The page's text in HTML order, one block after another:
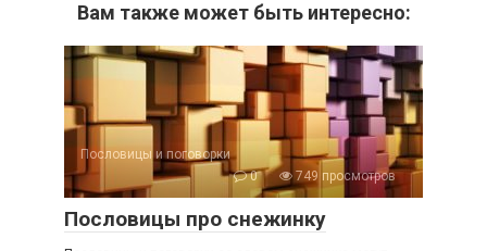
Вам также может быть интересно:
Пословицы и поговорки
0
749 просмотров
Пословицы про снежинку